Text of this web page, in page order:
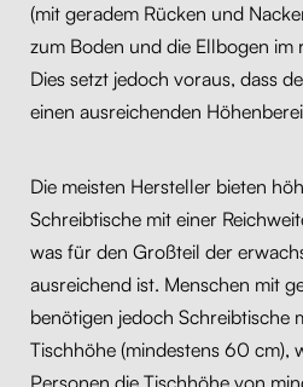
(mit geradem Rücken und
zum Boden und die Ellbogen
Dies setzt jedoch voraus, dass
einen ausreichenden
Die meisten Hersteller bieten
Schreibtische mit einer
was für den Großteil der
ausreichend ist. Menschen mit
benötigen jedoch Schreibtische
Tischhöhe (mindestens 60 cm),
Personen die Tischhöhe von